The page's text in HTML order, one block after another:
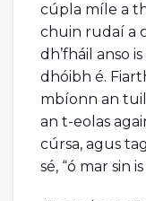
cúpla míle a
chuin rudaí a
dh’fháil anso
dhóibh é.
mbíonn an
an t-eolas
cúrsa, agus
sé, “ó mar sin